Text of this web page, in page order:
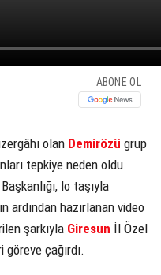
ABONE OL
olan Demirözü grup
tepkiye neden oldu.
lo taşıyla
ardından hazırlanan video
şarkıyla Giresun İl Özel
çağırdı.